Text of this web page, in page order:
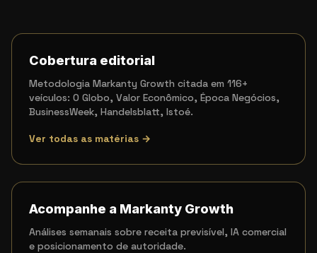
Cobertura editorial
Metodologia Markanty Growth citada em 116+
veículos: O Globo, Valor Econômico, Época Negócios,
BusinessWeek, Handelsblatt, Istoé.
Ver todas as matérias →
Acompanhe a Markanty Growth
Análises semanais sobre receita previsível, IA comercial
e posicionamento de autoridade.